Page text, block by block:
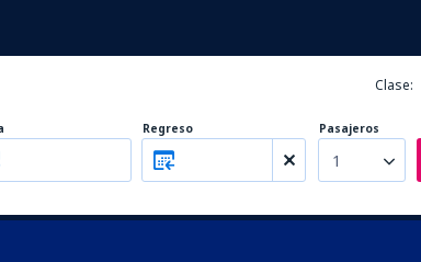
Clase:
Regreso Pasajeros
1